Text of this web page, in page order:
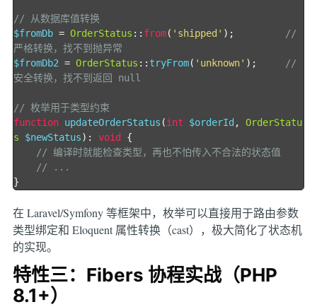
// 从数据库值转换
$fromDb = OrderStatus :: from( 'shipped' );
//
严格转换，找不到抛异常
$fromDb2 = OrderStatus :: tryFrom( 'unknown' );
//
安全转换，找不到返回 null
// 枚举用于类型约束
function updateOrderStatus (int $orderId ,
OrderStatu
s $newStatus): void
{
// 编译时就能检查类型，再也不怕传入不合法的状态值
// ...
}
在 Laravel/Symfony 等框架中，枚举可以直接用于路由参数
类型绑定和 Eloquent 属性转换（cast），极大简化了状态机
的实现。
特性三：Fibers 协程实战（PHP
8.1+）